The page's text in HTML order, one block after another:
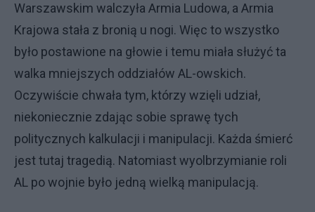
Warszawskim walczyła Armia Ludowa, a Armia
Krajowa stała z bronią u nogi. Więc to wszystko
było postawione na głowie i temu miała służyć ta
walka mniejszych oddziałów AL-owskich.
Oczywiście chwała tym, którzy wzięli udział,
niekoniecznie zdając sobie sprawę tych
politycznych kalkulacji i manipulacji. Każda śmierć
jest tutaj tragedią. Natomiast wyolbrzymianie roli
AL po wojnie było jedną wielką manipulacją.